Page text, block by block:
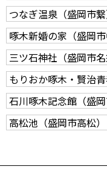
つなぎ温泉（盛岡市繋
啄木新婚の家（盛岡市
三ツ石神社（盛岡市名
もりおか啄木・賢治
石川啄木記念館（盛岡
高松池（盛岡市高松）